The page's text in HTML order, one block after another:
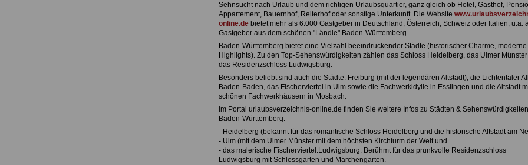
Sehnsucht nach Urlaub und dem richtigen Urlaubsquartier, ganz gleich ob Hotel, Gasthof,
Appartement, Bauernhof, Reiterhof oder sonstige Unterkunft. Die Website
online.debietet mehr als 6.000 Gastgeber in Deutschland, Österreich, Schweiz oder Italien, u.a.
Gastgeber aus dem schönen "Ländle" Baden-Württemberg.
Baden-Württemberg bietet eine Vielzahl beeindruckender Städte (historischer Charme, moderne
Highlights). Zu den Top-Sehenswürdigkeiten zählen das Schloss Heidelberg, das Ulmer Münster
das Residenzschloss Ludwigsburg.
Besonders beliebt sind auch die Städte: Freiburg (mit der legendären Altstadt), die Lichtentaler
Baden-Baden, das Fischerviertel in Ulm sowie die Fachwerkidylle in Esslingen und die Altstadt
schönen Fachwerkhäusern in Mosbach.
Im Portal urlaubsverzeichnis-online.de finden Sie weitere Infos zu Städten &
Baden-Württemberg:
- Heidelberg (bekannt für das romantische Schloss Heidelberg und die historische Altstadt am
- Ulm (mit dem Ulmer Münster mit dem höchsten Kirchturm der Welt und
- das malerische Fischerviertel.Ludwigsburg: Berühmt für das prunkvolle Residenzschloss
Ludwigsburg mit Schlossgarten und Märchengarten.